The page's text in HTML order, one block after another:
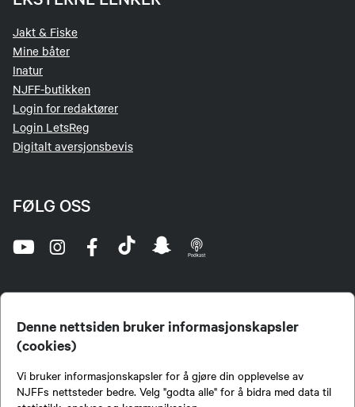
Denne nettsiden bruker informasjonskapsler
(cookies)
Vi bruker informasjonskapsler for å gjøre din opplevelse av
NJFFs nettsteder bedre. Velg "godta alle" for å bidra med data til
Jakt & Fiske
Mine båter
Inatur
NJFF-butikken
Login for redaktører
Login LetsReg
Digitalt aversjonsbevis
FØLG OSS
jegere og sportsfiskere og et av de viktigste miljøene for formidling av kunnskap om jakt og
fiske i Norge. Vi er en partipolitisk nøytral organisasjon, men har et sterkt jakt-, fiske-, og
naturpolitisk engasjement i mange saker.